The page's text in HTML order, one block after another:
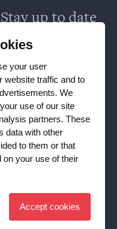
up to date
X,LinkedIn
newsletter and agree to
your user
website traffic and to
We
use of our site
partners. These
data with other
to them or that
on your use of their
Accept cookies